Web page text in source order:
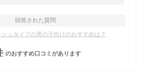
回答された質問
ュタイプの男の子向けのおすすめは？
のおすすめ口コミがあります